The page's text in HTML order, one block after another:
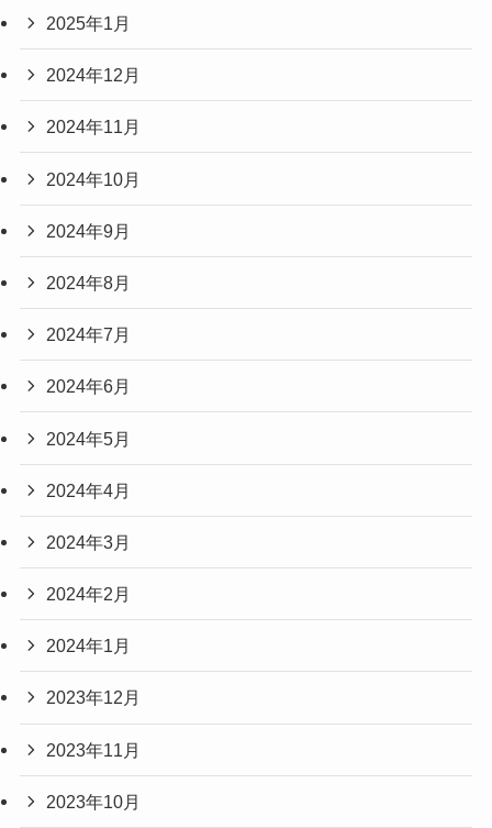
2025年1月
2024年12月
2024年11月
2024年10月
2024年9月
2024年8月
2024年7月
2024年6月
2024年5月
2024年4月
2024年3月
2024年2月
2024年1月
2023年12月
2023年11月
2023年10月